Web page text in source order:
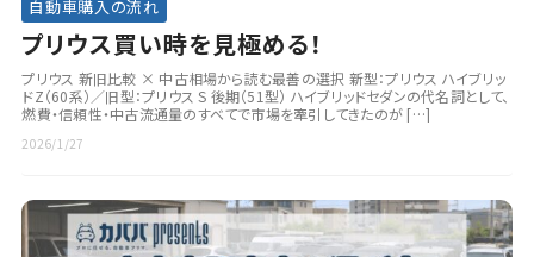
自動車購入の流れ
プリウス買い時を見極める！
プリウス 新旧比較 × 中古相場から読む最善の選択 新型：プリウス ハイブリッ
ドZ（60系）／旧型：プリウス S 後期（51型） ハイブリッドセダンの代名詞として、
燃費・信頼性・中古流通量のすべてで市場を牽引してきたのが […]
2026/1/27